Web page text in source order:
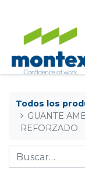
Todos los
GUANTE
REFORZADO